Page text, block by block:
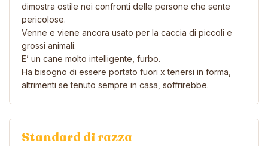
dimostra ostile nei confronti delle persone che sente
pericolose.
Venne e viene ancora usato per la caccia di piccoli e
grossi animali.
E’ un cane molto intelligente, furbo.
Ha bisogno di essere portato fuori x tenersi in forma,
altrimenti se tenuto sempre in casa, soffrirebbe.
Standard di razza